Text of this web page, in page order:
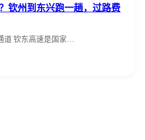
钦州到东兴跑一趟，过路费
道 钦东高速是国家…